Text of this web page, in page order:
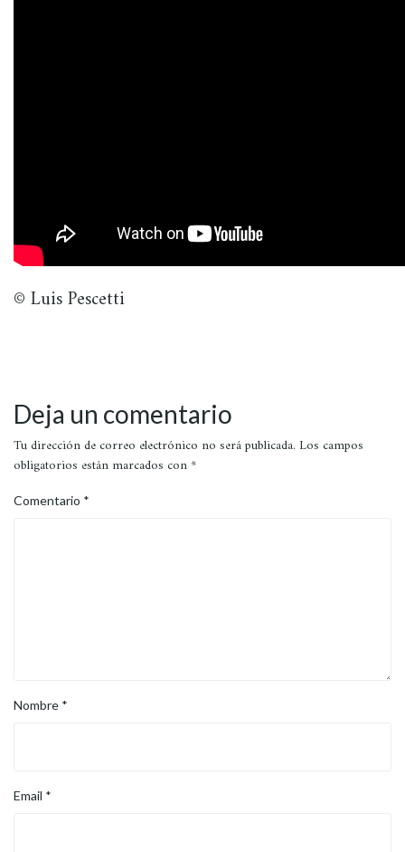
© Luis Pescetti
Deja un comentario
Tu dirección de correo electrónico no será publicada. Los campos
obligatorios están marcados con *
Comentario *
Nombre *
Email *